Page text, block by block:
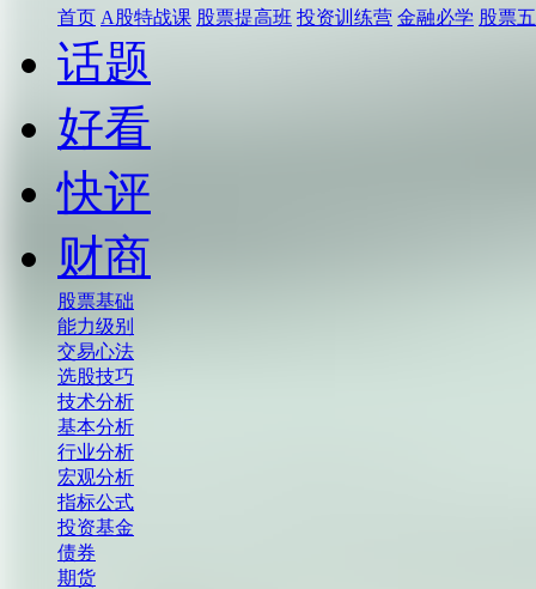
首页 A股特战课 股票提高班 投资训练营 金融必学 股票
话题
好看
快评
财商
股票基础
能力级别
交易心法
选股技巧
技术分析
基本分析
行业分析
宏观分析
指标公式
投资基金
债券
期货